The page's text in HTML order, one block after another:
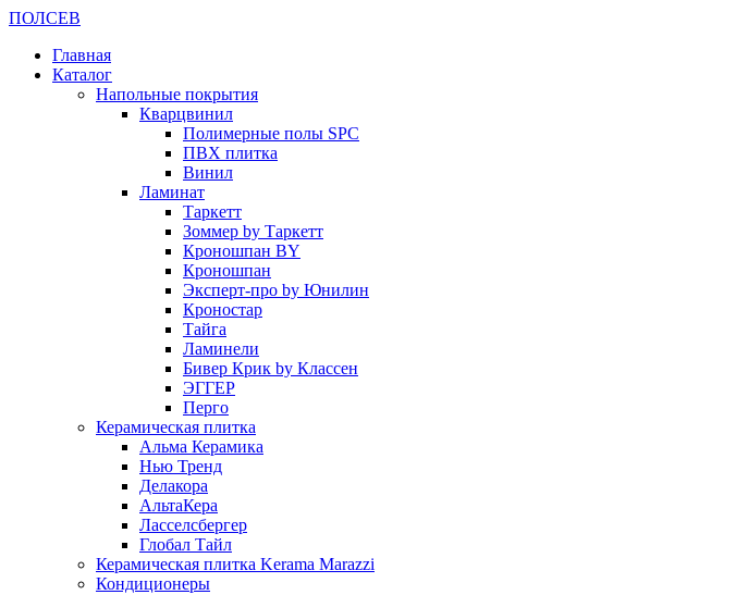
ПОЛСЕВ
Главная
Каталог
Напольные покрытия
Кварцвинил
Полимерные полы SPC
ПВХ плитка
Винил
Ламинат
Таркетт
Зоммер by Таркетт
Кроношпан BY
Кроношпан
Эксперт-про by Юнилин
Кроностар
Тайга
Ламинели
Бивер Крик by Классен
ЭГГЕР
Перго
Керамическая плитка
Альма Керамика
Нью Тренд
Делакора
АльтаКера
Ласселсбергер
Глобал Тайл
Керамическая плитка Kerama Marazzi
Кондиционеры